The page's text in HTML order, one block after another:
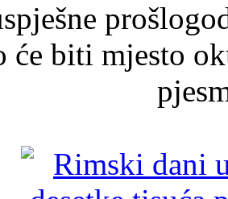
će biti mjesto